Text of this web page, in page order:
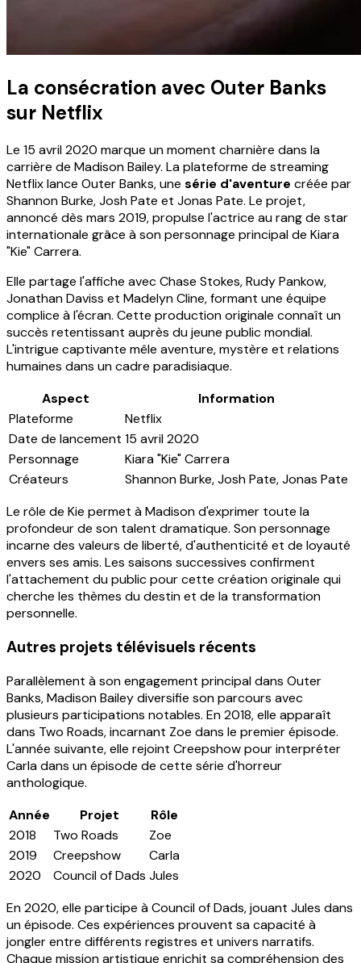
La consécration avec Outer Banks
sur Netflix
Le 15 avril 2020 marque un moment charnière dans la
carrière de Madison Bailey. La plateforme de streaming
Netflix lance Outer Banks, une série d'aventure créée par
Shannon Burke, Josh Pate et Jonas Pate. Le projet,
annoncé dès mars 2019, propulse l'actrice au rang de star
internationale grâce à son personnage principal de Kiara
"Kie" Carrera.
Elle partage l'affiche avec Chase Stokes, Rudy Pankow,
Jonathan Daviss et Madelyn Cline, formant une équipe
complice à l'écran. Cette production originale connaît un
succès retentissant auprès du jeune public mondial.
L'intrigue captivante mêle aventure, mystère et relations
humaines dans un cadre paradisiaque.
Aspect
Information
Plateforme
Netflix
Date de lancement 15 avril 2020
Personnage
Kiara "Kie" Carrera
Créateurs
Shannon Burke, Josh Pate, Jonas Pate
Le rôle de Kie permet à Madison d'exprimer toute la
profondeur de son talent dramatique. Son personnage
incarne des valeurs de liberté, d'authenticité et de loyauté
envers ses amis. Les saisons successives confirment
l'attachement du public pour cette création originale qui
cherche les thèmes du destin et de la transformation
personnelle.
Autres projets télévisuels récents
Parallèlement à son engagement principal dans Outer
Banks, Madison Bailey diversifie son parcours avec
plusieurs participations notables. En 2018, elle apparaît
dans Two Roads, incarnant Zoe dans le premier épisode.
L'année suivante, elle rejoint Creepshow pour interpréter
Carla dans un épisode de cette série d'horreur
anthologique.
Année
Projet
Rôle
2018
Two Roads
Zoe
2019
Creepshow
Carla
2020
Council of Dads Jules
En 2020, elle participe à Council of Dads, jouant Jules dans
un épisode. Ces expériences prouvent sa capacité à
jongler entre différents registres et univers narratifs.
Chaque mission artistique enrichit sa compréhension des